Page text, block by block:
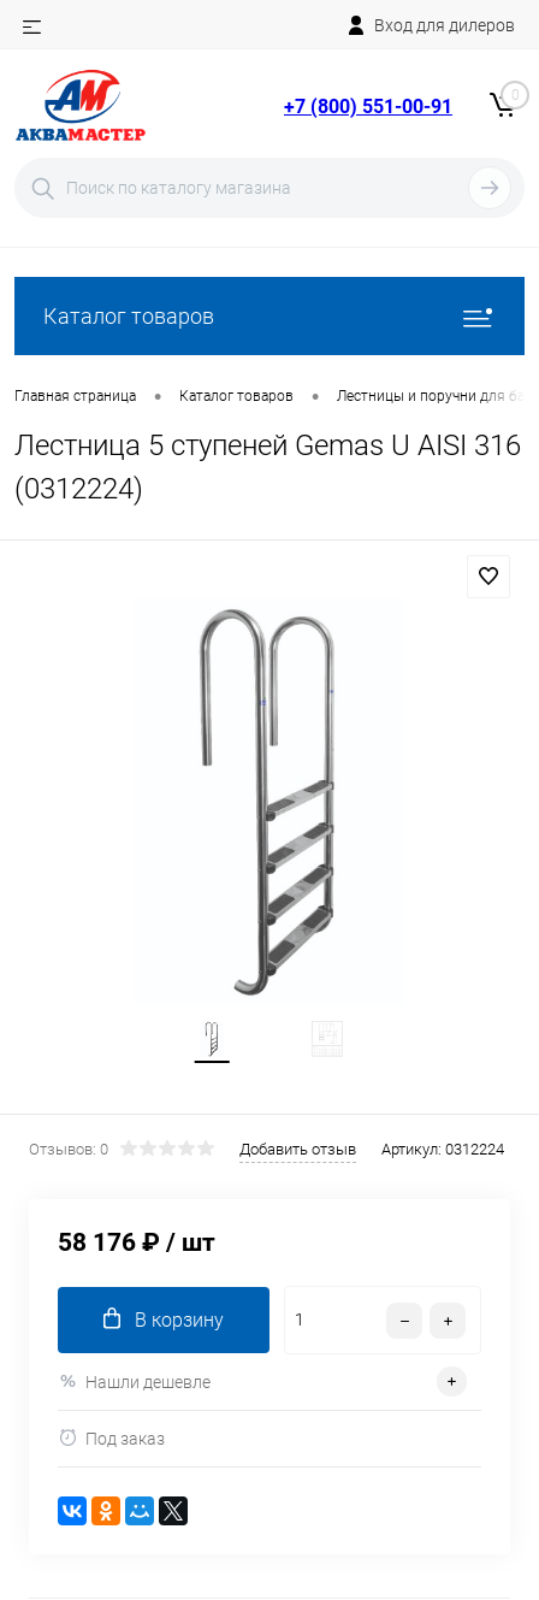
Вход для дилеров
+7 (800) 551-00-91 0
Каталог товаров
Главная страница • Каталог товаров • Лестницы и поручни для
Лестница 5 ступеней Gemas U AISI 316
(0312224)
Отзывов: 0 Добавить отзыв Артикул: 0312224
58 176 ₽ / шт
В корзину
Нашли дешевле
Под заказ